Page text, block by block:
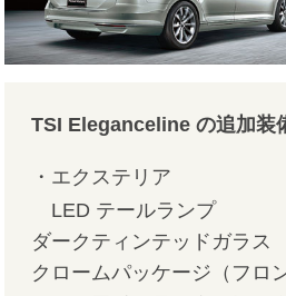
TSI Eleganceline の追加装
・エクステリア
LED テールランプ
ダークティンテッドガラス
クロームパッケージ（フロ